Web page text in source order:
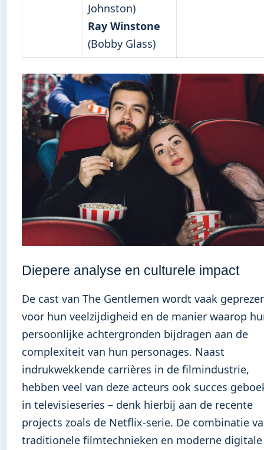
Johnston)
Ray Winstone
(Bobby Glass)
Diepere analyse en culturele impact
De cast van The Gentlemen wordt vaak
voor hun veelzijdigheid en de manier waarop
persoonlijke achtergronden bijdragen aan de
complexiteit van hun personages. Naast
indrukwekkende carrières in de filmindustrie,
hebben veel van deze acteurs ook succes
in televisieseries – denk hierbij aan de recente
projects zoals de Netflix-serie. De combinatie
traditionele filmtechnieken en moderne digitale